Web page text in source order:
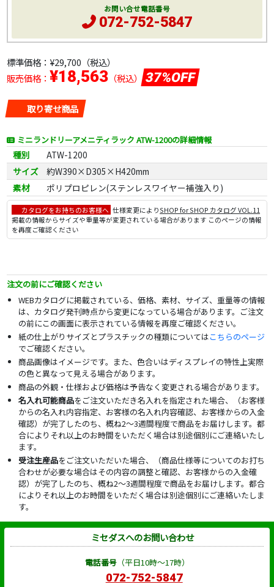
標準価格： ¥29,700 （税込）
販売価格： ¥18,563（税込） 37%OFF
取り寄せ商品
ミニランドリーアメニティラック ATW-1200の詳細情報
種別
ATW-1200
サイズ
約W390×D305×H420mm
素材
ポリプロピレン(ステンレスワイヤー補強入り)
カタログをお持ちのお客様へ 仕様変更によりSHOP for SHOP カタログ VOL.11
掲載の情報からサイズや重量等が変更されている場合があります このページの情報
を再度ご確認ください
お問い合せ電話番号
072-752-5847
注文の前にご確認ください
WEBカタログに掲載されている、価格、素材、サイズ、重量等の情報
は、カタログ発刊時点から変更になっている場合があります。ご注文
の前にこの画面に表示されている情報を再度ご確認ください。
紙の仕上がりサイズとプラスチックの種類についてはこちらのページ
でご確認ください。
商品画像はイメージです。また、色合いはディスプレイの特性上実際
の色と異なって見える場合があります。
商品の外観・仕様および価格は予告なく変更される場合があります。
名入れ可能商品をご注文いただき名入れを指定された場合、（お客様
からの名入れ内容指定、お客様の名入れ内容確認、お客様からの入金
確認）が完了したのち、概ね2～3週間程度で商品をお届けします。都
合によりそれ以上のお時間をいただく場合は別途個別にご連絡いたし
ます。
受注生産品をご注文いただいた場合、（商品仕様等についてのお打ち
合わせが必要な場合はその内容の調整と確認、お客様からの入金確
認）が完了したのち、概ね2～3週間程度で商品をお届けします。都合
によりそれ以上のお時間をいただく場合は別途個別にご連絡いたしま
す。
ミセダスへのお問い合わせ
電話番号（平日10時～17時）
072-752-5847